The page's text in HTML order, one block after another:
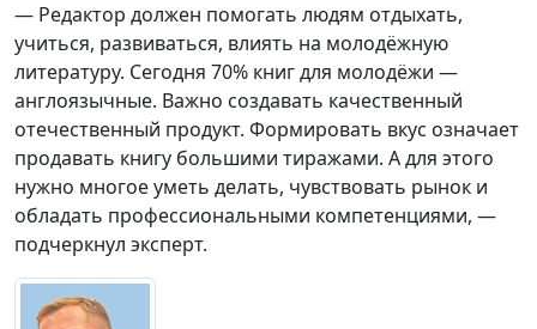
— Редактор должен помогать людям отдыхать,
учиться, развиваться, влиять на молодёжную
литературу. Сегодня 70% книг для молодёжи —
англоязычные. Важно создавать качественный
отечественный продукт. Формировать вкус означает
продавать книгу большими тиражами. А для этого
нужно многое уметь делать, чувствовать рынок и
обладать профессиональными компетенциями, —
подчеркнул эксперт.